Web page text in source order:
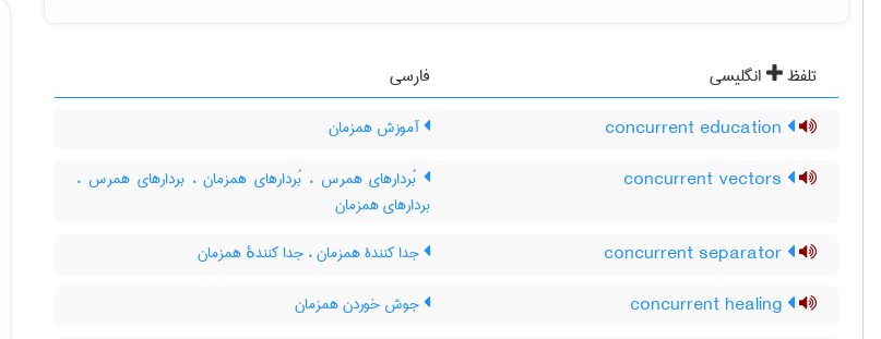
تلفظ انگلیسی
فارسی
آموزش همزمان
بُردارهای همرس ، بُردارهای همزمان ، بردارهای همرس ،
بردارهای همزمان
جدا کنندۀ همزمان ، جدا کنندهٔ همزمان
جوش خوردن همزمان